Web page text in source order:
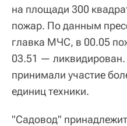
на площади 300
пожар. По данным
главка МЧС, в 00.05
03.51 —
принимали участие
единиц техники.
"Садовод"